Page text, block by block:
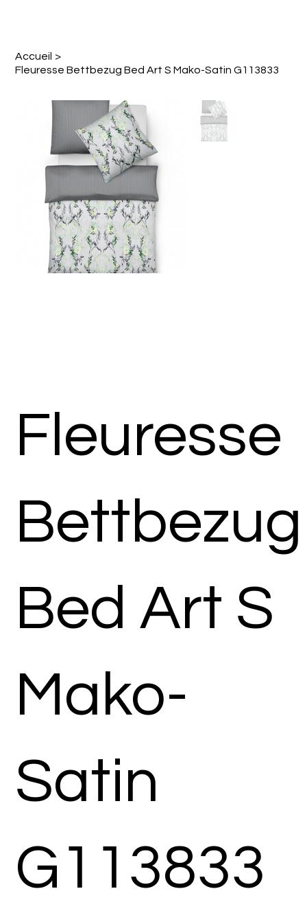
Accueil >
Fleuresse Bettbezug Bed Art S Mako-Satin G113833
Fleuresse
Bettbezug
Bed Art S
Mako-
Satin
G113833